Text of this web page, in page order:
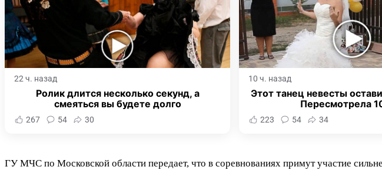
22 ч. назад
Ролик длится несколько секунд, а
смеяться вы будете долго
267 54 30
10 ч. назад
Этот танец невесты
Пересмотрела
223 54 34
ГУ МЧС по Московской области передает, что в соревнованиях примут участие